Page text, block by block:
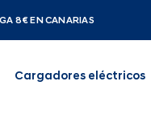
8€ EN CANARIAS
Cargadores eléctricos